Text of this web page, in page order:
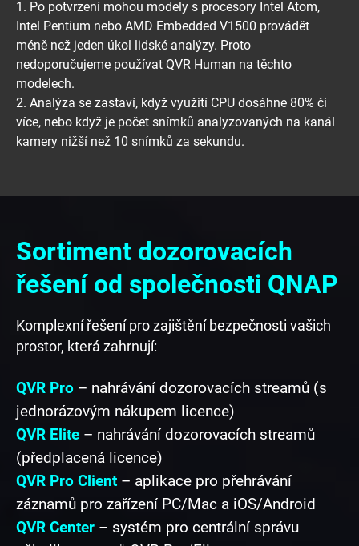
1. Po potvrzení mohou modely s procesory Intel Atom,
Intel Pentium nebo AMD Embedded V1500 provádět
méně než jeden úkol lidské analýzy. Proto
nedoporučujeme používat QVR Human na těchto
modelech.
2. Analýza se zastaví, když využití CPU dosáhne 80% či
více, nebo když je počet snímků analyzovaných na kanál
kamery nižší než 10 snímků za sekundu.
Sortiment dozorovacích
řešení od společnosti QNAP
Komplexní řešení pro zajištění bezpečnosti vašich
prostor, která zahrnují:
QVR Pro – nahrávání dozorovacích streamů (s
jednorázovým nákupem licence)
QVR Elite – nahrávání dozorovacích streamů
(předplacená licence)
QVR Pro Client – aplikace pro přehrávání
záznamů pro zařízení PC/Mac a iOS/Android
QVR Center – systém pro centrální správu